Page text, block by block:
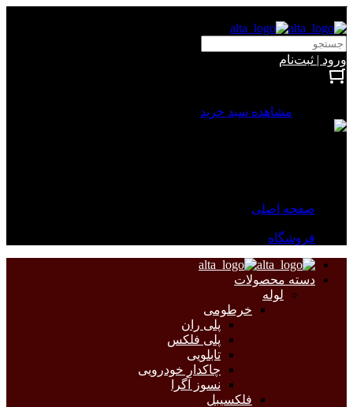
ورود | ثبت‌نام
مشاهده سبد خرید
صفحه اصلی
فروشگاه
دسته محصولات
لوله
خرطومی
پلی ران
پلی فلکس
تابلویی
چاکدار خودرویی
نسوز آگرا
فلکسیبل